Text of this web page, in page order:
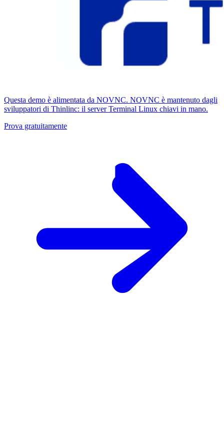
Questa demo è alimentata da NOVNC. NOVNC è mantenuto dagli
sviluppatori di Thinlinc: il server Terminal Linux chiavi in ​​mano.
Prova gratuitamente